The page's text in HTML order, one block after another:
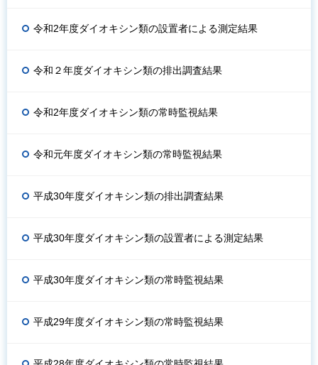
令和2年度ダイオキシン類の設置者による測定結果
令和２年度ダイオキシン類の排出調査結果
令和2年度ダイオキシン類の常時監視結果
令和元年度ダイオキシン類の常時監視結果
平成30年度ダイオキシン類の排出調査結果
平成30年度ダイオキシン類の設置者による測定結果
平成30年度ダイオキシン類の常時監視結果
平成29年度ダイオキシン類の常時監視結果